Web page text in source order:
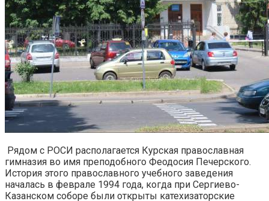
Рядом с РОСИ располагается Курская православная
гимназия во имя преподобного Феодосия Печерского.
История этого православного учебного заведения
началась в феврале 1994 года, когда при Сергиево-
Казанском соборе были открыты катехизаторские